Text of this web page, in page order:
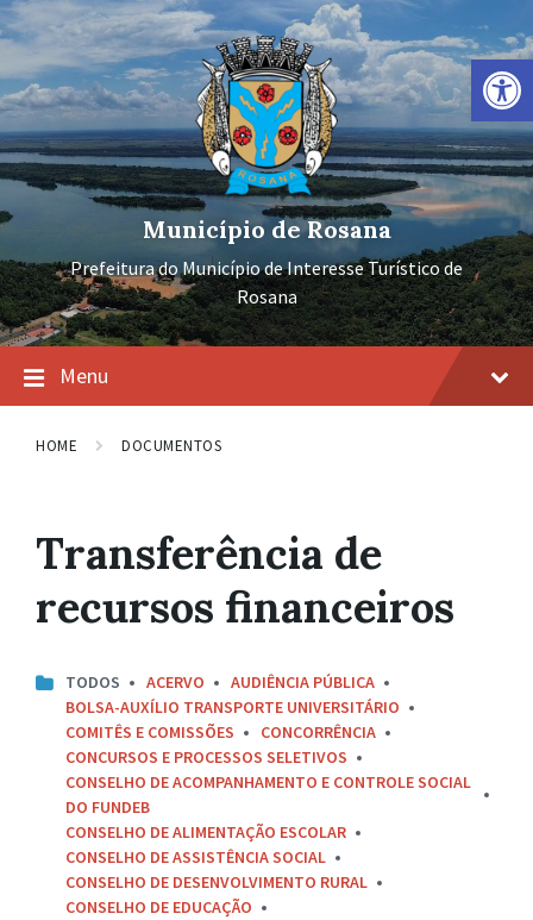
Barra de Ferramentas Aberta
Ir
para
conteúdo
Pular
para
navegação
principal
Pular
para
rodapé
Município de Rosana
Prefeitura do Município de Interesse Turístico de
Rosana
Menu
HOME DOCUMENTOS
Transferência de
recursos financeiros
TODOS ACERVO
AUDIÊNCIA PÚBLICA
BOLSA-AUXÍLIO TRANSPORTE UNIVERSITÁRIO
COMITÊS E COMISSÕES
CONCORRÊNCIA
CONCURSOS E PROCESSOS SELETIVOS
CONSELHO DE ACOMPANHAMENTO E CONTROLE SOCIAL
DO FUNDEB
CONSELHO DE ALIMENTAÇÃO ESCOLAR
CONSELHO DE ASSISTÊNCIA SOCIAL
CONSELHO DE DESENVOLVIMENTO RURAL
CONSELHO DE EDUCAÇÃO